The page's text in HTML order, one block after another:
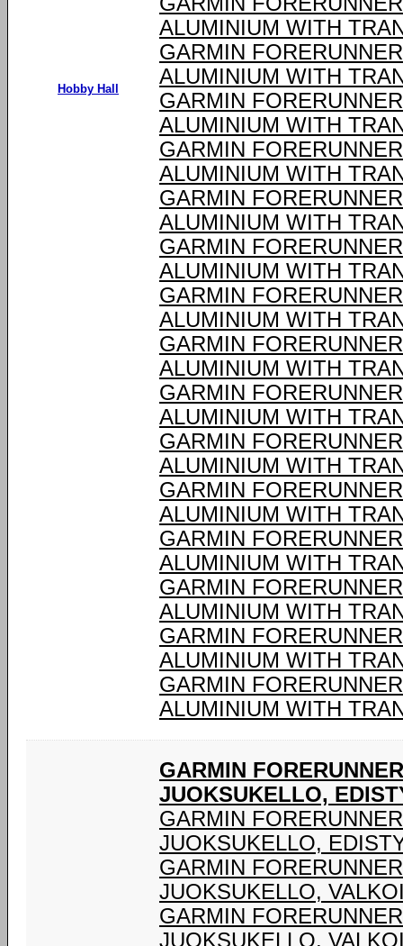
Hobby Hall
ALUMINIUM WITH
GARMIN
ALUMINIUM WITH
GARMIN
ALUMINIUM WITH
GARMIN
ALUMINIUM WITH
GARMIN
ALUMINIUM WITH
GARMIN
ALUMINIUM WITH
GARMIN
ALUMINIUM WITH
GARMIN
ALUMINIUM WITH
GARMIN
ALUMINIUM WITH
GARMIN
ALUMINIUM WITH
GARMIN
ALUMINIUM WITH
GARMIN
ALUMINIUM WITH
GARMIN
ALUMINIUM WITH
GARMIN
ALUMINIUM WITH
GARMIN
ALUMINIUM WITH
GARMIN
JUOKSUKELLO,
GARMIN
JUOKSUKELLO,
GARMIN
JUOKSUKELLO,
GARMIN
JUOKSUKELLO,